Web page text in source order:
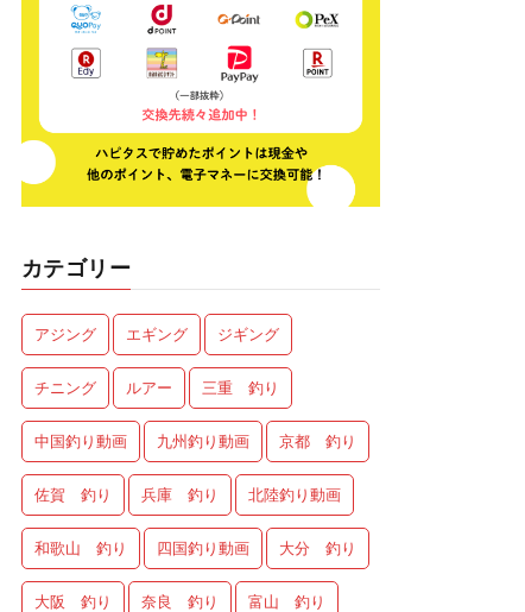
カテゴリー
アジング エギング ジギング
チニング ルアー 三重 釣り
中国釣り動画 九州釣り動画 京都 釣り
佐賀 釣り 兵庫 釣り 北陸釣り動画
和歌山 釣り 四国釣り動画 大分 釣り
大阪 釣り 奈良 釣り 富山 釣り